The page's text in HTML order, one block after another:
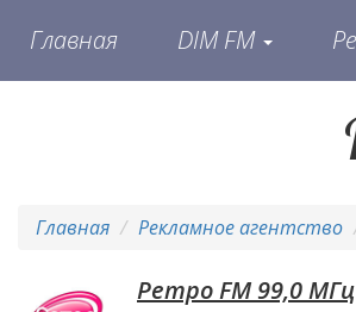
Главная DIM FM
Главная Рекламное агентство
Ретро FM 99,0 МГц